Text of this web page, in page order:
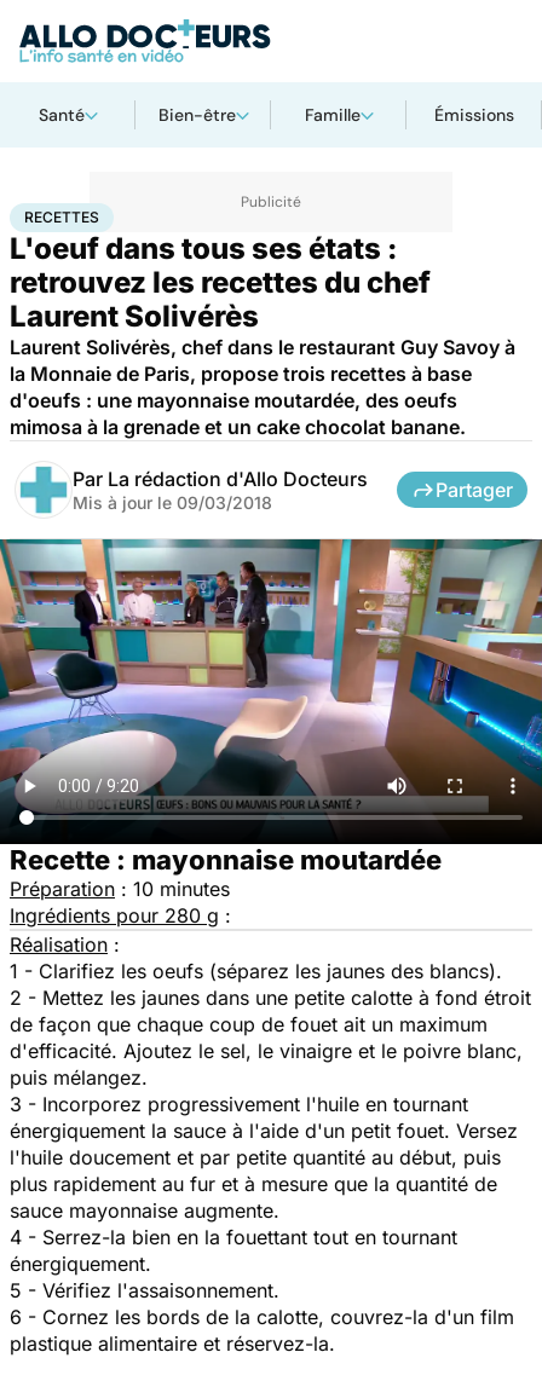
Santé Bien-être Famille Émissions
AccueilSantéRecettes
RECETTES
L'oeuf dans tous ses états :
retrouvez les recettes du chef
Laurent Solivérès
Laurent Solivérès, chef dans le restaurant Guy Savoy à
la Monnaie de Paris, propose trois recettes à base
d'oeufs : une mayonnaise moutardée, des oeufs
mimosa à la grenade et un cake chocolat banane.
Par La rédaction d'Allo Docteurs
Mis à jour le 09/03/2018
Partager
Recette : mayonnaise moutardée
Préparation : 10 minutes
Ingrédients pour 280 g :
Réalisation :
1 - Clarifiez les oeufs (séparez les jaunes des blancs).
2 - Mettez les jaunes dans une petite calotte à fond étroit
de façon que chaque coup de fouet ait un maximum
d'efficacité. Ajoutez le sel, le vinaigre et le poivre blanc,
puis mélangez.
3 - Incorporez progressivement l'huile en tournant
énergiquement la sauce à l'aide d'un petit fouet. Versez
l'huile doucement et par petite quantité au début, puis
plus rapidement au fur et à mesure que la quantité de
sauce mayonnaise augmente.
4 - Serrez-la bien en la fouettant tout en tournant
énergiquement.
5 - Vérifiez l'assaisonnement.
6 - Cornez les bords de la calotte, couvrez-la d'un film
plastique alimentaire et réservez-la.